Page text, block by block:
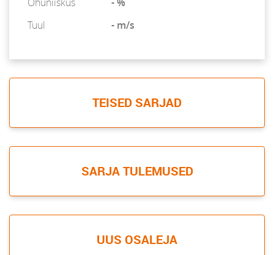
Tuul
- m/s
TEISED SARJAD
SARJA TULEMUSED
UUS OSALEJA